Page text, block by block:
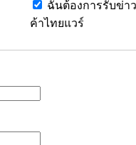
ฉันต้องการรับข่า
ค้าไทยแวร์